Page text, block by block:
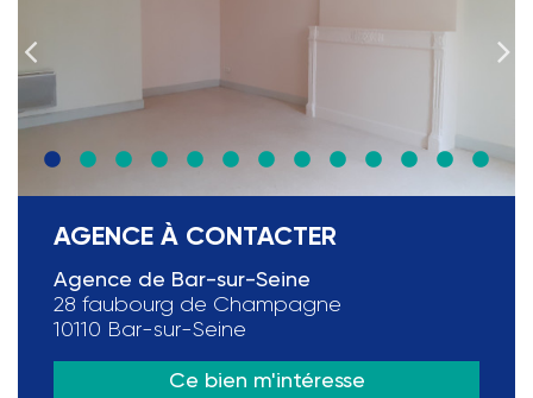
AGENCE À CONTACTER
Agence de Bar-sur-Seine
28 faubourg de Champagne
10110 Bar-sur-Seine
Ce bien m'intéresse